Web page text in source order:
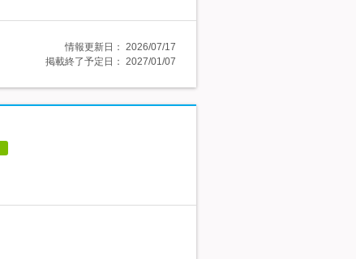
情報更新日： 2026/07/17
掲載終了予定日： 2027/01/07